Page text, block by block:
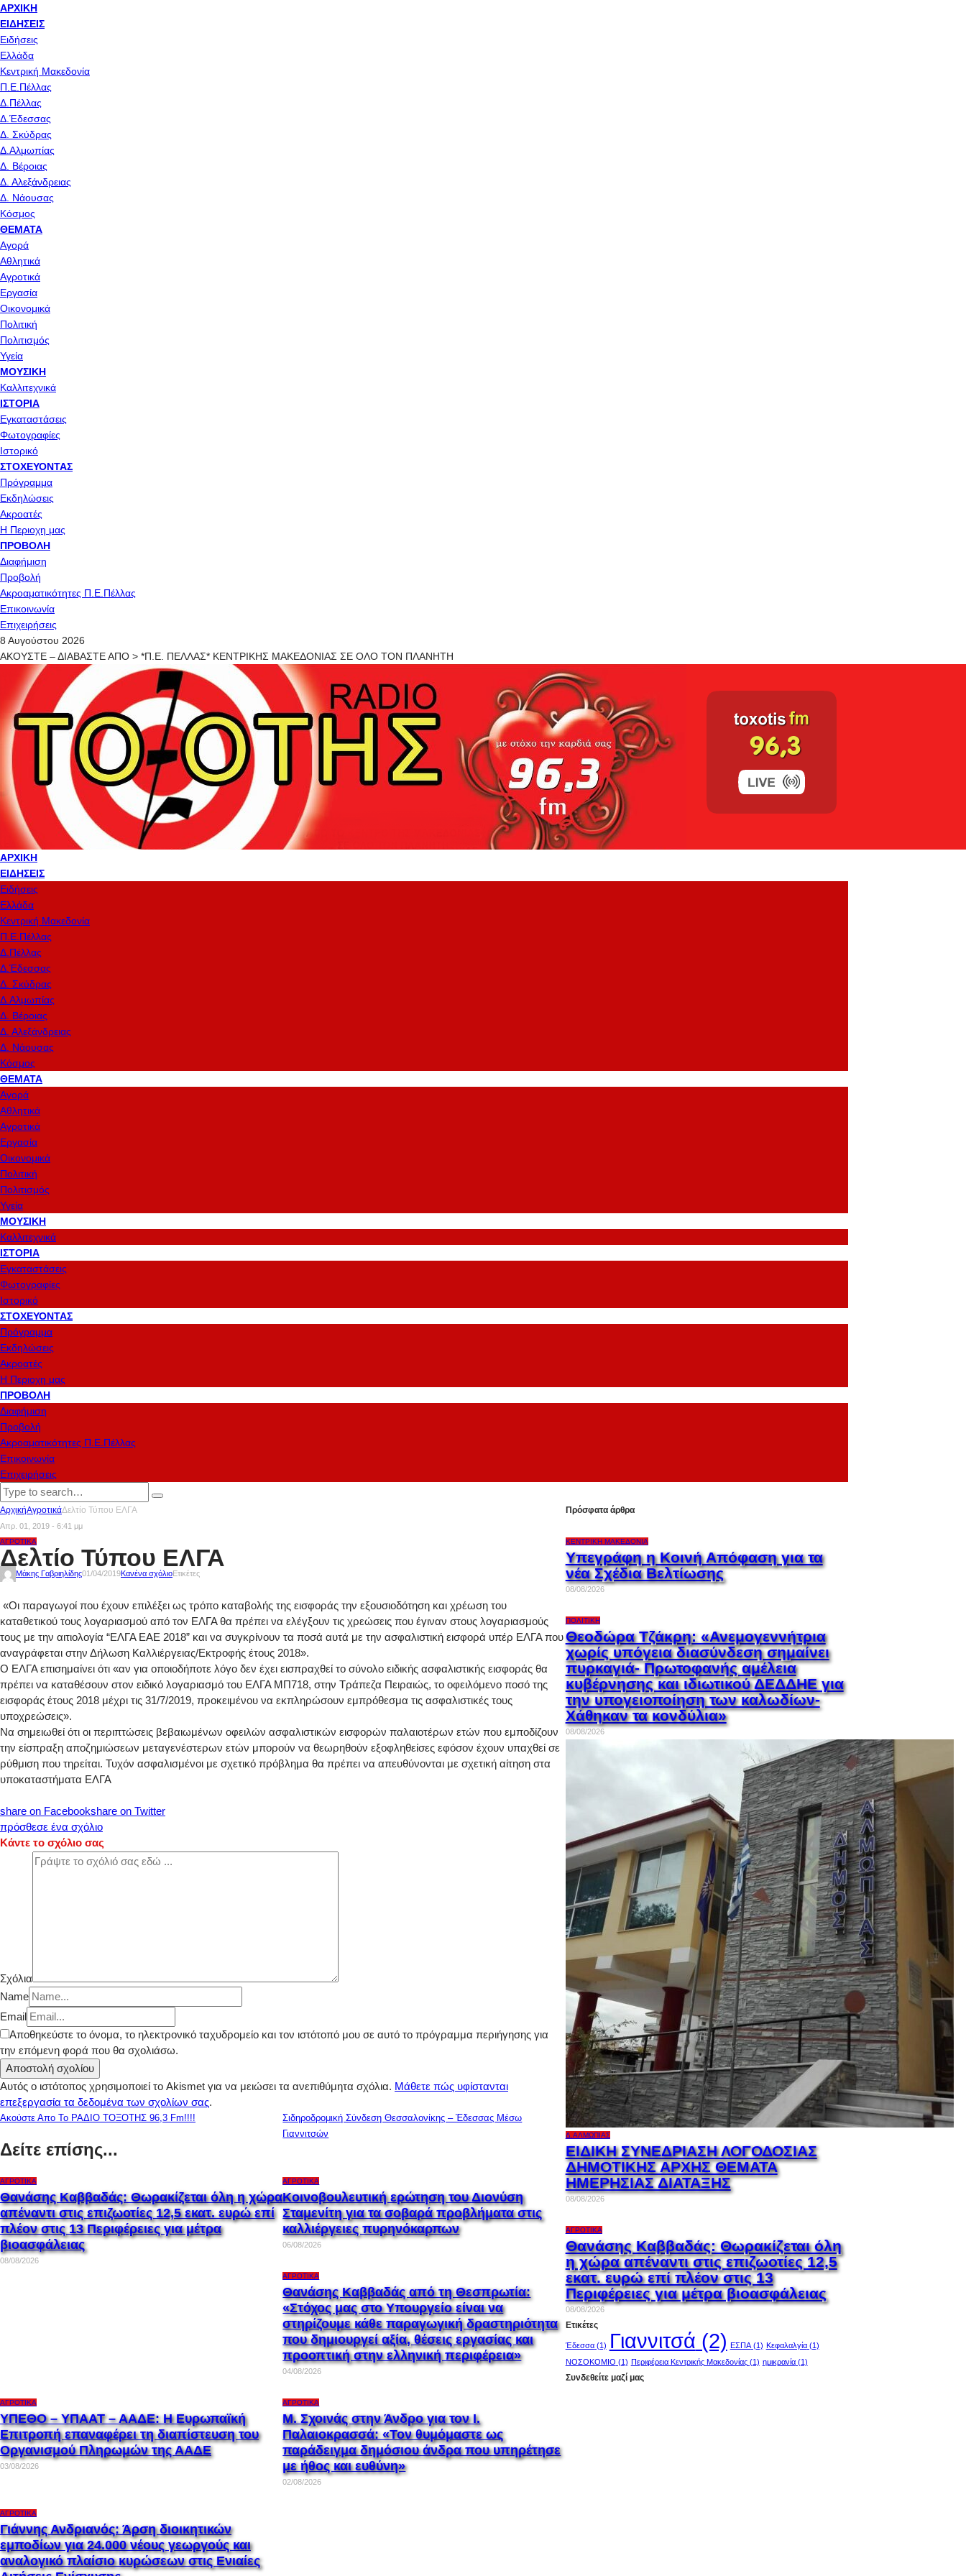
ΑΡΧΙΚΉ
ΕΙΔΉΣΕΙΣ
Ειδήσεις
Ελλάδα
Κεντρική Μακεδονία
Π.Ε.Πέλλας
Δ.Πέλλας
Δ.Έδεσσας
Δ. Σκύδρας
Δ.Αλμωπίας
Δ. Βέροιας
Δ. Αλεξάνδρειας
Δ. Νάουσας
Κόσμος
ΘΈΜΑΤΑ
Αγορά
Αθλητικά
Αγροτικά
Εργασία
Οικονομικά
Πολιτική
Πολιτισμός
Υγεία
ΜΟΥΣΙΚΉ
Καλλιτεχνικά
ΙΣΤΟΡΊΑ
Εγκαταστάσεις
Φωτογραφίες
Ιστορικό
ΣΤΟΧΕΎΟΝΤΑΣ
Πρόγραμμα
Εκδηλώσεις
Ακροατές
Η Περιοχη μας
ΠΡΟΒΟΛΉ
Διαφήμιση
Προβολή
Ακροαματικότητες Π.Ε.Πέλλας
Επικοινωνία
Επιχειρήσεις
8 Αυγούστου 2026
ΑΚΟΥΣΤΕ – ΔΙΑΒΑΣΤΕ ΑΠΟ > *Π.Ε. ΠΕΛΛΑΣ* ΚΕΝΤΡΙΚΗΣ ΜΑΚΕΔΟΝΙΑΣ ΣΕ ΟΛΟ ΤΟΝ ΠΛΑΝΗΤΗ
ΑΡΧΙΚΉ
ΕΙΔΉΣΕΙΣ
Ειδήσεις
Ελλάδα
Κεντρική Μακεδονία
Π.Ε.Πέλλας
Δ.Πέλλας
Δ.Έδεσσας
Δ. Σκύδρας
Δ.Αλμωπίας
Δ. Βέροιας
Δ. Αλεξάνδρειας
Δ. Νάουσας
Κόσμος
ΘΈΜΑΤΑ
Αγορά
Αθλητικά
Αγροτικά
Εργασία
Οικονομικά
Πολιτική
Πολιτισμός
Υγεία
ΜΟΥΣΙΚΉ
Καλλιτεχνικά
ΙΣΤΟΡΊΑ
Εγκαταστάσεις
Φωτογραφίες
Ιστορικό
ΣΤΟΧΕΎΟΝΤΑΣ
Πρόγραμμα
Εκδηλώσεις
Ακροατές
Η Περιοχη μας
ΠΡΟΒΟΛΉ
Διαφήμιση
Προβολή
Ακροαματικότητες Π.Ε.Πέλλας
Επικοινωνία
Επιχειρήσεις
ΑρχικήΑγροτικάΔελτίο Τύπου ΕΛΓΑ
Απρ. 01, 2019 - 6:41 μμ
ΑΓΡΟΤΙΚΆ
Δελτίο Τύπου ΕΛΓΑ
Μάκης Γαβριηλίδης01/04/2019Κανένα σχόλιοΕτικέτες
«Οι παραγωγοί που έχουν επιλέξει ως τρόπο καταβολής της εισφοράς την εξουσιοδότηση και χρέωση του
καταθετικού τους λογαριασμού από τον ΕΛΓΑ θα πρέπει να ελέγξουν τις χρεώσεις που έγιναν στους λογαριασμούς
τους με την αιτιολογία “ΕΛΓΑ ΕΑΕ 2018” και να συγκρίνουν τα ποσά αυτά με την ασφαλιστική εισφορά υπέρ ΕΛΓΑ που
αναγράφεται στην Δήλωση Καλλιέργειας/Εκτροφής έτους 2018».
Ο ΕΛΓΑ επισημαίνει ότι «αν για οποιοδήποτε λόγο δεν έχει εισπραχθεί το σύνολο ειδικής ασφαλιστικής εισφοράς θα
πρέπει να καταθέσουν στον ειδικό λογαριασμό του ΕΛΓΑ ΜΠ718, στην Τράπεζα Πειραιώς, το οφειλόμενο ποσό της
εισφοράς έτους 2018 μέχρι τις 31/7/2019, προκειμένου να εκπληρώσουν εμπρόθεσμα τις ασφαλιστικές τους
υποχρεώσεις».
Να σημειωθεί ότι οι περιπτώσεις βεβαιωμένων οφειλών ασφαλιστικών εισφορών παλαιοτέρων ετών που εμποδίζουν
την είσπραξη αποζημιώσεων μεταγενέστερων ετών μπορούν να θεωρηθούν εξοφληθείσες εφόσον έχουν υπαχθεί σε
ρύθμιση που τηρείται. Τυχόν ασφαλισμένοι με σχετικό πρόβλημα θα πρέπει να απευθύνονται με σχετική αίτηση στα
υποκαταστήματα ΕΛΓΑ
share on Facebookshare on Twitter
πρόσθεσε ένα σχόλιο
Κάντε το σχόλιο σας
Σχόλια
Name
Email
Αποθηκεύστε το όνομα, το ηλεκτρονικό ταχυδρομείο και τον ιστότοπό μου σε αυτό το πρόγραμμα περιήγησης για
την επόμενη φορά που θα σχολιάσω.
Αυτός ο ιστότοπος χρησιμοποιεί το Akismet για να μειώσει τα ανεπιθύμητα σχόλια. Μάθετε πώς υφίστανται
επεξεργασία τα δεδομένα των σχολίων σας.
Ακούστε Απο Το ΡΑΔΙΟ ΤΟΞΟΤΗΣ 96,3 Fm!!!!
Σιδηροδρομική Σύνδεση Θεσσαλονίκης – Έδεσσας Μέσω
Γιαννιτσών
Δείτε επίσης...
ΑΓΡΟΤΙΚΆ
Θανάσης Καββαδάς: Θωρακίζεται όλη η χώρα
απέναντι στις επιζωοτίες 12,5 εκατ. ευρώ επί
πλέον στις 13 Περιφέρειες για μέτρα
βιοασφάλειας
08/08/2026
ΑΓΡΟΤΙΚΆ
Κοινοβουλευτική ερώτηση του Διονύση
Σταμενίτη για τα σοβαρά προβλήματα στις
καλλιέργειες πυρηνόκαρπων
06/08/2026
ΑΓΡΟΤΙΚΆ
Θανάσης Καββαδάς από τη Θεσπρωτία:
«Στόχος μας στο Υπουργείο είναι να
στηρίζουμε κάθε παραγωγική δραστηριότητα
που δημιουργεί αξία, θέσεις εργασίας και
προοπτική στην ελληνική περιφέρεια»
04/08/2026
ΑΓΡΟΤΙΚΆ
ΥΠΕΘΟ – ΥΠΑΑΤ – ΑΑΔΕ: H Ευρωπαϊκή
Επιτροπή επαναφέρει τη διαπίστευση του
Οργανισμού Πληρωμών της ΑΑΔΕ
03/08/2026
ΑΓΡΟΤΙΚΆ
Μ. Σχοινάς στην Άνδρο για τον Ι.
Παλαιοκρασσά: «Τον θυμόμαστε ως
παράδειγμα δημόσιου άνδρα που υπηρέτησε
με ήθος και ευθύνη»
02/08/2026
ΑΓΡΟΤΙΚΆ
Γιάννης Ανδριανός: Άρση διοικητικών
εμποδίων για 24.000 νέους γεωργούς και
αναλογικό πλαίσιο κυρώσεων στις Ενιαίες
Πρόσφατα άρθρα
ΚΕΝΤΡΙΚΉ ΜΑΚΕΔΟΝΊΑ
Υπεγράφη η Κοινή Απόφαση για τα
νέα Σχέδια Βελτίωσης
08/08/2026
ΠΟΛΙΤΙΚΉ
Θεοδώρα Τζάκρη: «Ανεμογεννήτρια
χωρίς υπόγεια διασύνδεση σημαίνει
πυρκαγιά- Πρωτοφανής αμέλεια
κυβέρνησης και ιδιωτικού ΔΕΔΔΗΕ για
την υπογειοποίηση των καλωδίων-
Χάθηκαν τα κονδύλια»
08/08/2026
Δ.ΑΛΜΩΠΊΑΣ
ΕΙΔΙΚΗ ΣΥΝΕΔΡΙΑΣΗ ΛΟΓΟΔΟΣΙΑΣ
ΔΗΜΟΤΙΚΗΣ ΑΡΧΗΣ ΘΕΜΑΤΑ
ΗΜΕΡΗΣΙΑΣ ΔΙΑΤΑΞΗΣ
08/08/2026
ΑΓΡΟΤΙΚΆ
Θανάσης Καββαδάς: Θωρακίζεται όλη
η χώρα απέναντι στις επιζωοτίες 12,5
εκατ. ευρώ επί πλέον στις 13
Περιφέρειες για μέτρα βιοασφάλειας
08/08/2026
Ετικέτες
Έδεσσα(1) Γιαννιτσά (2) ΕΣΠΑ(1) Κεφαλαλγία(1)
ΝΟΣΟΚΟΜΙΟ (1) Περιφέρεια Κεντρικής Μακεδονίας(1) ημικρανία(1)
Συνδεθείτε μαζί μας